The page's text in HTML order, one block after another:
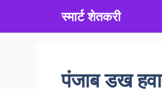
content
स्मार्ट शेतकरी
पंजाब डख